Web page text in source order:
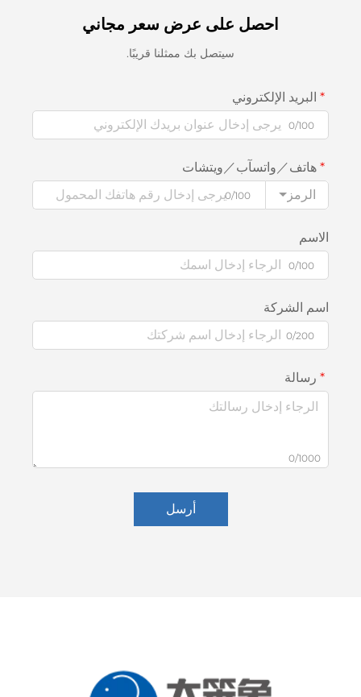
احصل على عرض سعر مجاني
سيتصل بك ممثلنا قريبًا.
البريد الإلكتروني
0/100
هاتف／واتسآب／ويتشات
الرمز
0/100
الاسم
0/100
اسم الشركة
0/200
رسالة
0/1000
أرسل